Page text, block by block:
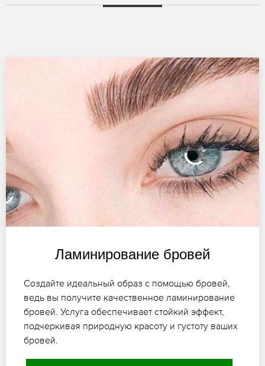
Ламинирование бровей
Создайте идеальный образ с помощью бровей,
ведь вы получите качественное ламинирование
бровей. Услуга обеспечивает стойкий эффект,
подчеркивая природную красоту и густоту ваших
бровей.